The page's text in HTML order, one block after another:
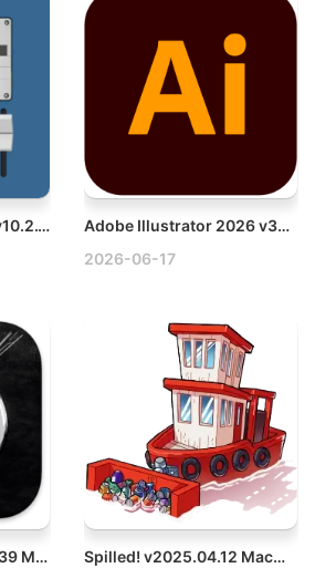
n-Track Studio Suite v10.2.1.9658 Win多轨录音和编辑软件破解版
Adobe Illustrator 2026 v30.5.1 Win多语言破解版下载
2026-06-17
AmpKnob RevC v1.3.139 Mac重吉他音乐放大器破解版
Spilled! v2025.04.12 Mac环境清理模拟游戏